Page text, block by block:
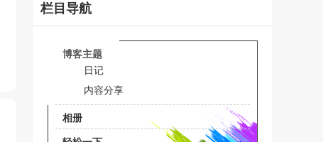
栏目导航
博客主题
日记
内容分享
相册